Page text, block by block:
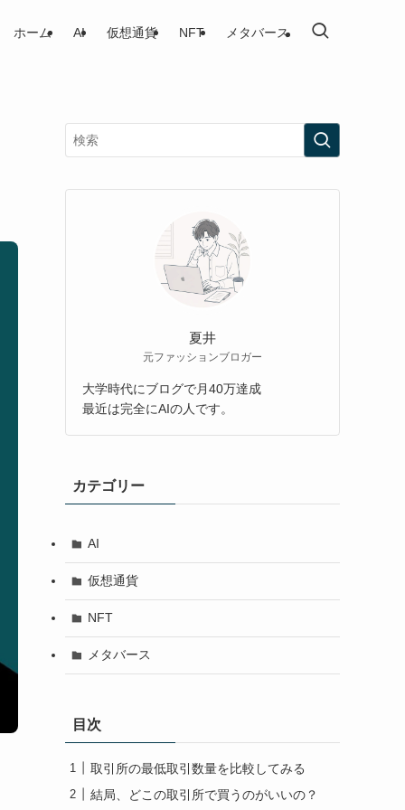
ホーム AI 仮想通貨 NFT メタバース
夏井
元ファッションブロガー
大学時代にブログで月40万達成
最近は完全にAIの人です。
カテゴリー
AI
仮想通貨
NFT
メタバース
目次
取引所の最低取引数量を比較してみる
結局、どこの取引所で買うのがいいの？